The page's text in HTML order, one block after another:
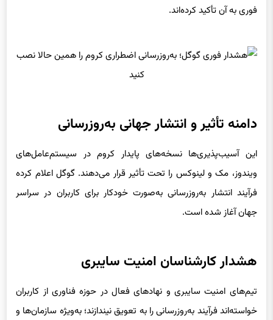
این آسیب‌پذیری‌ها نسخه‌های پایدار کروم در سیستم‌عامل‌های
ویندوز، مک و لینوکس را تحت تأثیر قرار می‌دهند. گوگل اعلام کرده
فرآیند انتشار به‌روزرسانی به‌صورت خودکار برای کاربران در سراسر
جهان آغاز شده است.
تیم‌های امنیت سایبری و نهادهای فعال در حوزه فناوری از کاربران
خواسته‌اند فرآیند به‌روزرسانی را به تعویق نیندازند؛ به‌ویژه سازمان‌ها و
شرکت‌هایی که کروم را به‌عنوان مرورگر اصلی خود به کار می‌گیرند.